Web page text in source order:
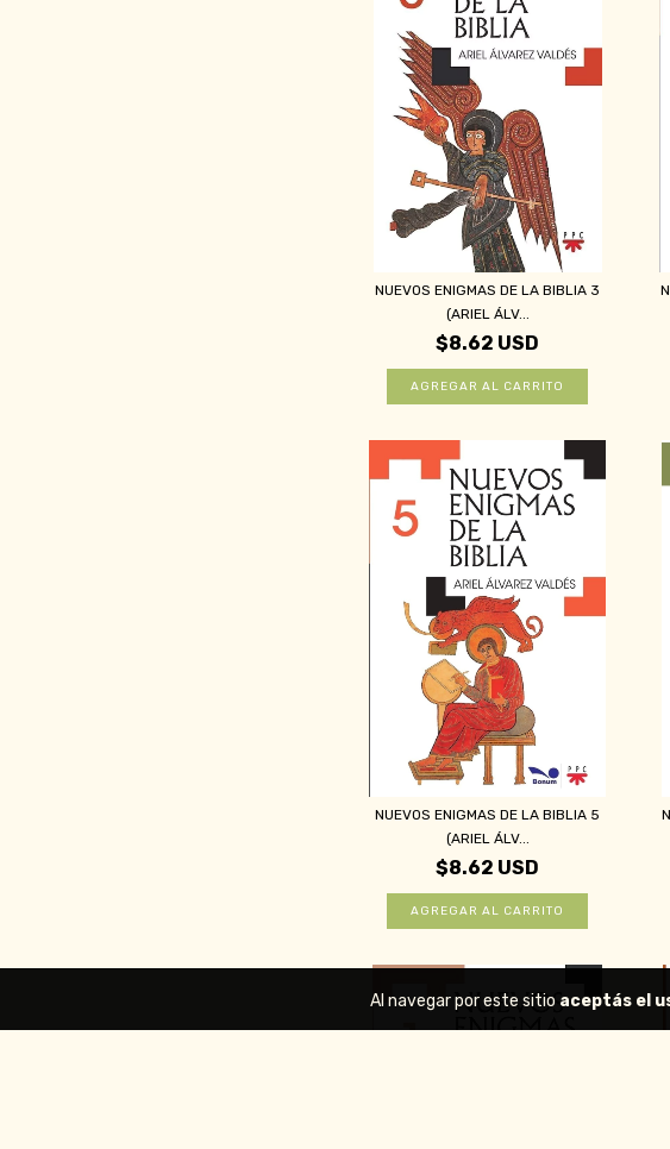
Al navegar por este sitio aceptás el
NUEVOS ENIGMAS DE LA BIBLIA 3
(ARIEL ÁLV...
$8.62 USD
NUEVOS ENIGMAS DE LA BIBLIA 5
(ARIEL ÁLV...
$8.62 USD